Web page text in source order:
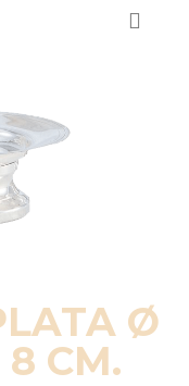
Ø
8 CM.